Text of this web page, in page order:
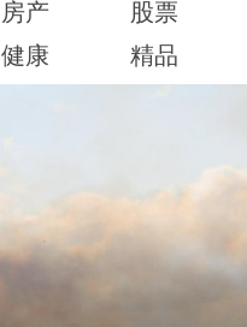
房产 股票
健康 精品